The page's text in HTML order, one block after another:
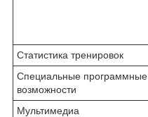
Статистика тренировок
Специальные программные
возможности
Мультимедиа